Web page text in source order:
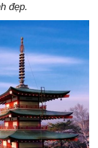
đẹp.